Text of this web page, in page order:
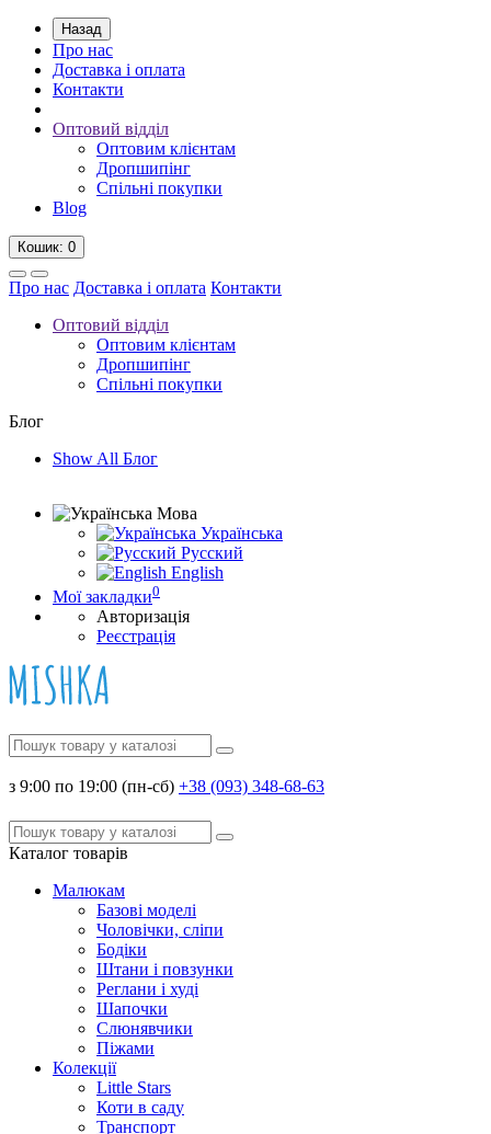
Назад
Про нас
Доставка і оплата
Контакти
Оптовий відділ
Оптовим клієнтам
Дропшипінг
Спільні покупки
Blog
Кошик: 0
Про нас Доставка і оплата Контакти
Оптовий відділ
Оптовим клієнтам
Дропшипінг
Спільні покупки
Блог
Show All Блог
Мова
Українська
Русский
English
Мої закладки0
Авторизація
Реєстрація
з 9:00 по 19:00 (пн-сб) +38 (093) 348-68-63
Каталог товарів
Малюкам
Базові моделі
Чоловічки, сліпи
Бодіки
Штани і повзунки
Реглани і худі
Шапочки
Слюнявчики
Піжами
Колекції
Little Stars
Коти в саду
Транспорт